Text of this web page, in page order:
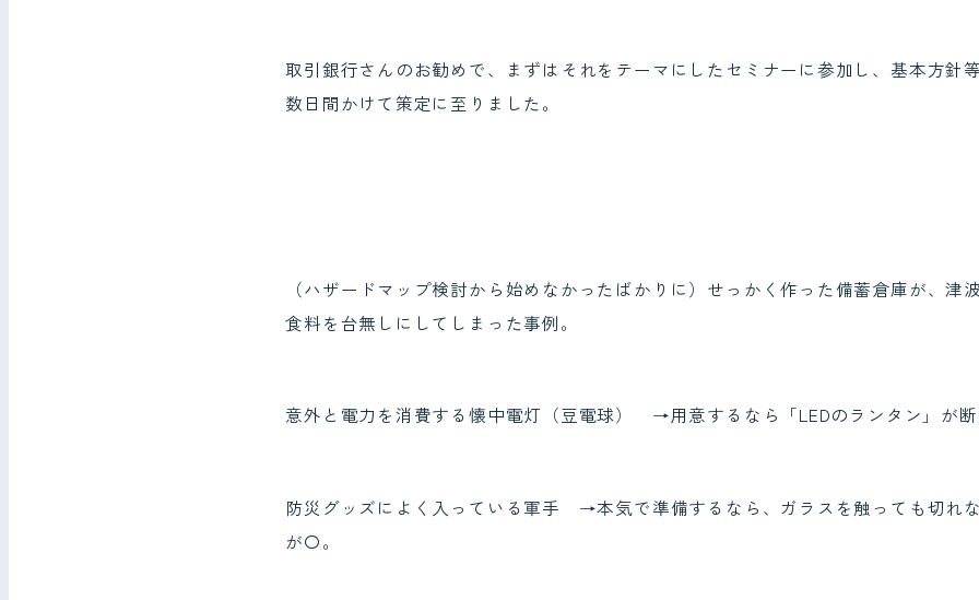
取引銀行さんのお勧めで、まずはそれをテーマにしたセミナーに参加し、基本方針
数日間かけて策定に至りました。
（ハザードマップ検討から始めなかったばかりに）せっかく作った備蓄倉庫が、津
食料を台無しにしてしまった事例。
意外と電力を消費する懐中電灯（豆電球） →用意するなら「LEDのランタン」が断
防災グッズによく入っている軍手 →本気で準備するなら、ガラスを触っても切れ
が〇。